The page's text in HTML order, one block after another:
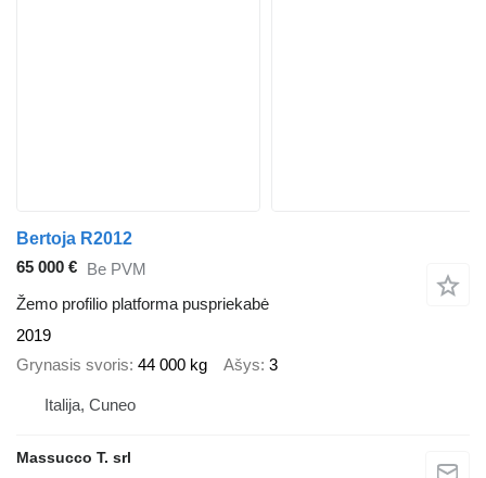
Bertoja R2012
65 000 € Be PVM
Žemo profilio platforma puspriekabė
2019
Grynasis svoris 44 000 kg Ašys 3
Italija, Cuneo
Massucco T. srl